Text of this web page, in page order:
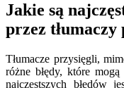
Jakie są
przez tłumaczy
Tłumacze przysięgli,
różne błędy, które
najczęstszych błędów